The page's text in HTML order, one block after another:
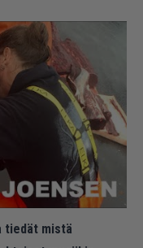
tiedät mistä